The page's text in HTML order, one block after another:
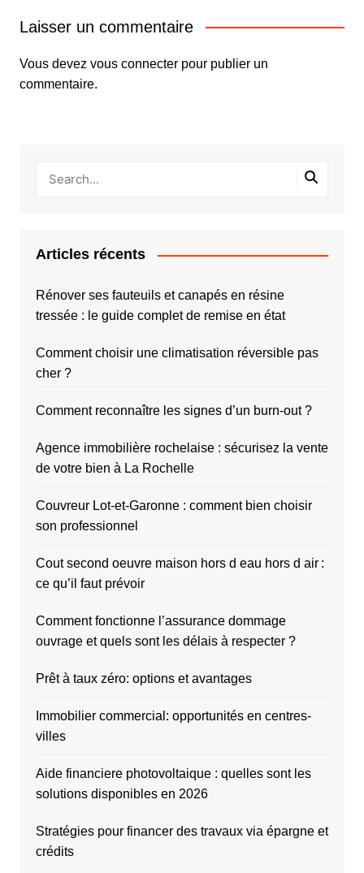
Laisser un commentaire
Vous devez vous connecterpour publier un
commentaire.
Articles récents
Rénover ses fauteuils et canapés en résine
tressée : le guide complet de remise en état
Comment choisir une climatisation réversible pas
cher ?
Comment reconnaître les signes d’un burn-out ?
Agence immobilière rochelaise : sécurisez la vente
de votre bien à La Rochelle
Couvreur Lot-et-Garonne : comment bien choisir
son professionnel
Cout second oeuvre maison hors d eau hors d air :
ce qu’il faut prévoir
Comment fonctionne l’assurance dommage
ouvrage et quels sont les délais à respecter ?
Prêt à taux zéro: options et avantages
Immobilier commercial: opportunités en centres-
villes
Aide financiere photovoltaique : quelles sont les
solutions disponibles en 2026
Stratégies pour financer des travaux via épargne et
crédits